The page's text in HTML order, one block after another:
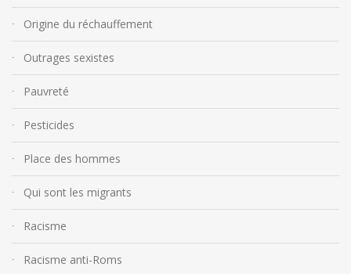
Origine du réchauffement
Outrages sexistes
Pauvreté
Pesticides
Place des hommes
Qui sont les migrants
Racisme
Racisme anti-Roms